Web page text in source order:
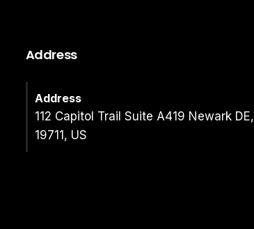
Address
Address
112 Capitol Trail Suite A419 Newark DE,
19711, US